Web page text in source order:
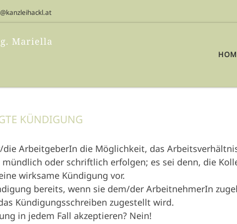
Mariella
KÜN­DI­GUNG
ArbeitgeberIn die Möglichkeit, das
oder schriftlich erfolgen; es sei denn, die
wirksame Kündigung vor.
bereits, wenn sie dem/der ArbeitnehmerIn
Kündigungsschreiben zugestellt wird.
in jedem Fall akzeptieren? Nein!